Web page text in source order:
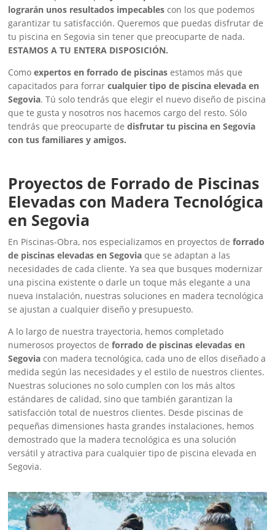
lograrán unos resultados impecables con los que podemos
garantizar tu satisfacción. Queremos que puedas disfrutar de
tu piscina en Segovia sin tener que preocuparte de nada.
ESTAMOS A TU ENTERA DISPOSICIÓN.
Comoexpertos en forrado de piscinas estamos más que
capacitados para forrarcualquier tipo de piscina elevada en
Segovia. Tú solo tendrás que elegir el nuevo diseño de piscina
que te gusta y nosotros nos hacemos cargo del resto. Sólo
tendrás que preocuparte dedisfrutar tu piscina en Segovia
con tus familiares y amigos.
Proyectos de Forrado de Piscinas
Elevadas con Madera Tecnológica
en Segovia
En Piscinas-Obra, nos especializamos en proyectos deforrado
de piscinas elevadas en Segovia que se adaptan a las
necesidades de cada cliente. Ya sea que busques modernizar
una piscina existente o darle un toque más elegante a una
nueva instalación, nuestras soluciones en madera tecnológica
se ajustan a cualquier diseño y presupuesto.
A lo largo de nuestra trayectoria, hemos completado
numerosos proyectos deforrado de piscinas elevadas en
Segovia con madera tecnológica, cada uno de ellos diseñado a
medida según las necesidades y el estilo de nuestros clientes.
Nuestras soluciones no solo cumplen con los más altos
estándares de calidad, sino que también garantizan la
satisfacción total de nuestros clientes. Desde piscinas de
pequeñas dimensiones hasta grandes instalaciones, hemos
demostrado que la madera tecnológica es una solución
versátil y atractiva para cualquier tipo de piscina elevada en
Segovia.